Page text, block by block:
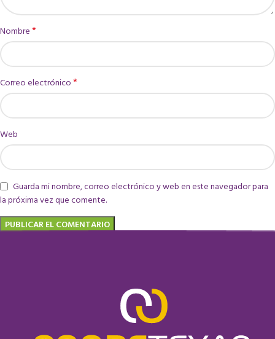
Nombre*
Correo electrónico*
Web
Guarda mi nombre, correo electrónico y web en este navegador para
la próxima vez que comente.